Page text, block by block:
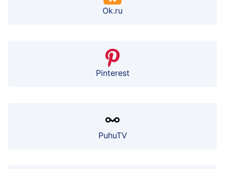
Ok.ru
Pinterest
PuhuTV